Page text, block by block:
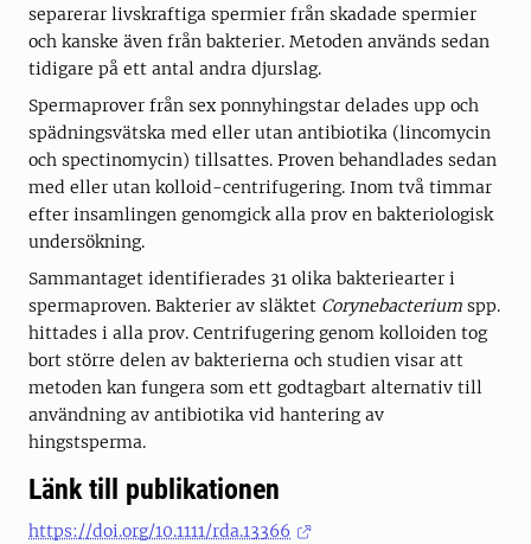
separerar livskraftiga spermier från skadade spermier
och kanske även från bakterier. Metoden används sedan
tidigare på ett antal andra djurslag.
Spermaprover från sex ponnyhingstar delades upp och
spädningsvätska med eller utan antibiotika (lincomycin
och spectinomycin) tillsattes. Proven behandlades sedan
med eller utan kolloid-centrifugering. Inom två timmar
efter insamlingen genomgick alla prov en bakteriologisk
undersökning.
Sammantaget identifierades 31 olika bakteriearter i
spermaproven. Bakterier av släktet Corynebacterium spp.
hittades i alla prov. Centrifugering genom kolloiden tog
bort större delen av bakterierna och studien visar att
metoden kan fungera som ett godtagbart alternativ till
användning av antibiotika vid hantering av
hingstsperma.
Länk till publikationen
https://doi.org/10.1111/rda.13366